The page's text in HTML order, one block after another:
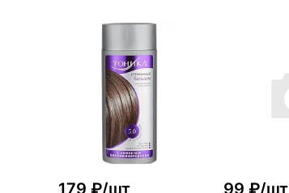
179 ₽/шт 99 ₽/шт